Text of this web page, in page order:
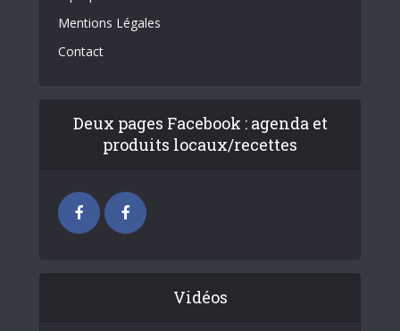
Mentions Légales
Contact
Deux pages Facebook : agenda et
produits locaux/recettes
Vidéos